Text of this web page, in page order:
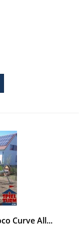
Curve All...